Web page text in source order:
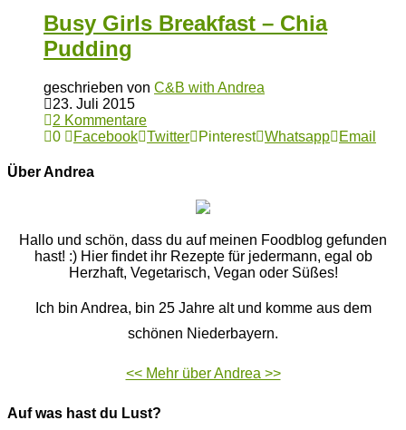
Busy Girls Breakfast – Chia
Pudding
geschrieben von C&B with Andrea
23. Juli 2015
2 Kommentare
0
Facebook Twitter Pinterest Whatsapp Email
Über Andrea
Hallo und schön, dass du auf meinen Foodblog gefunden
hast! :) Hier findet ihr Rezepte für jedermann, egal ob
Herzhaft, Vegetarisch, Vegan oder Süßes!
Ich bin Andrea, bin 25 Jahre alt und komme aus dem
schönen Niederbayern.
<< Mehr über Andrea >>
Auf was hast du Lust?